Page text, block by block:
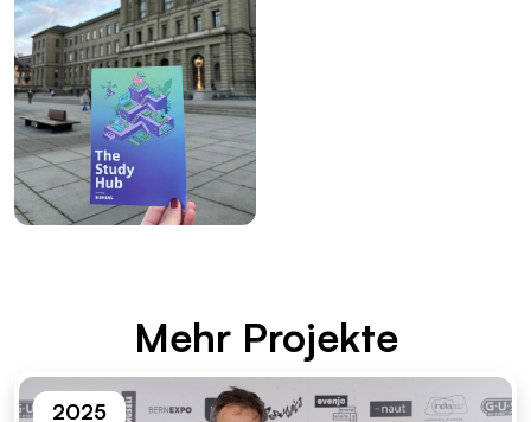
Mehr Pro­jek­te
2025